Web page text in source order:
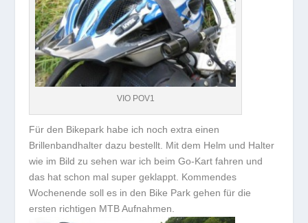
VIO POV1
Für den Bikepark habe ich noch extra einen
Brillenbandhalter dazu bestellt. Mit dem Helm und Halter
wie im Bild zu sehen war ich beim Go-Kart fahren und
das hat schon mal super geklappt. Kommendes
Wochenende soll es in den Bike Park gehen für die
ersten richtigen MTB Aufnahmen.